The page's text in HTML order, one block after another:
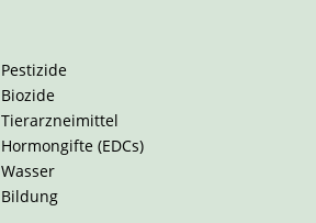
Pestizide
Biozide
Tierarzneimittel
Hormongifte (EDCs)
Wasser
Bildung